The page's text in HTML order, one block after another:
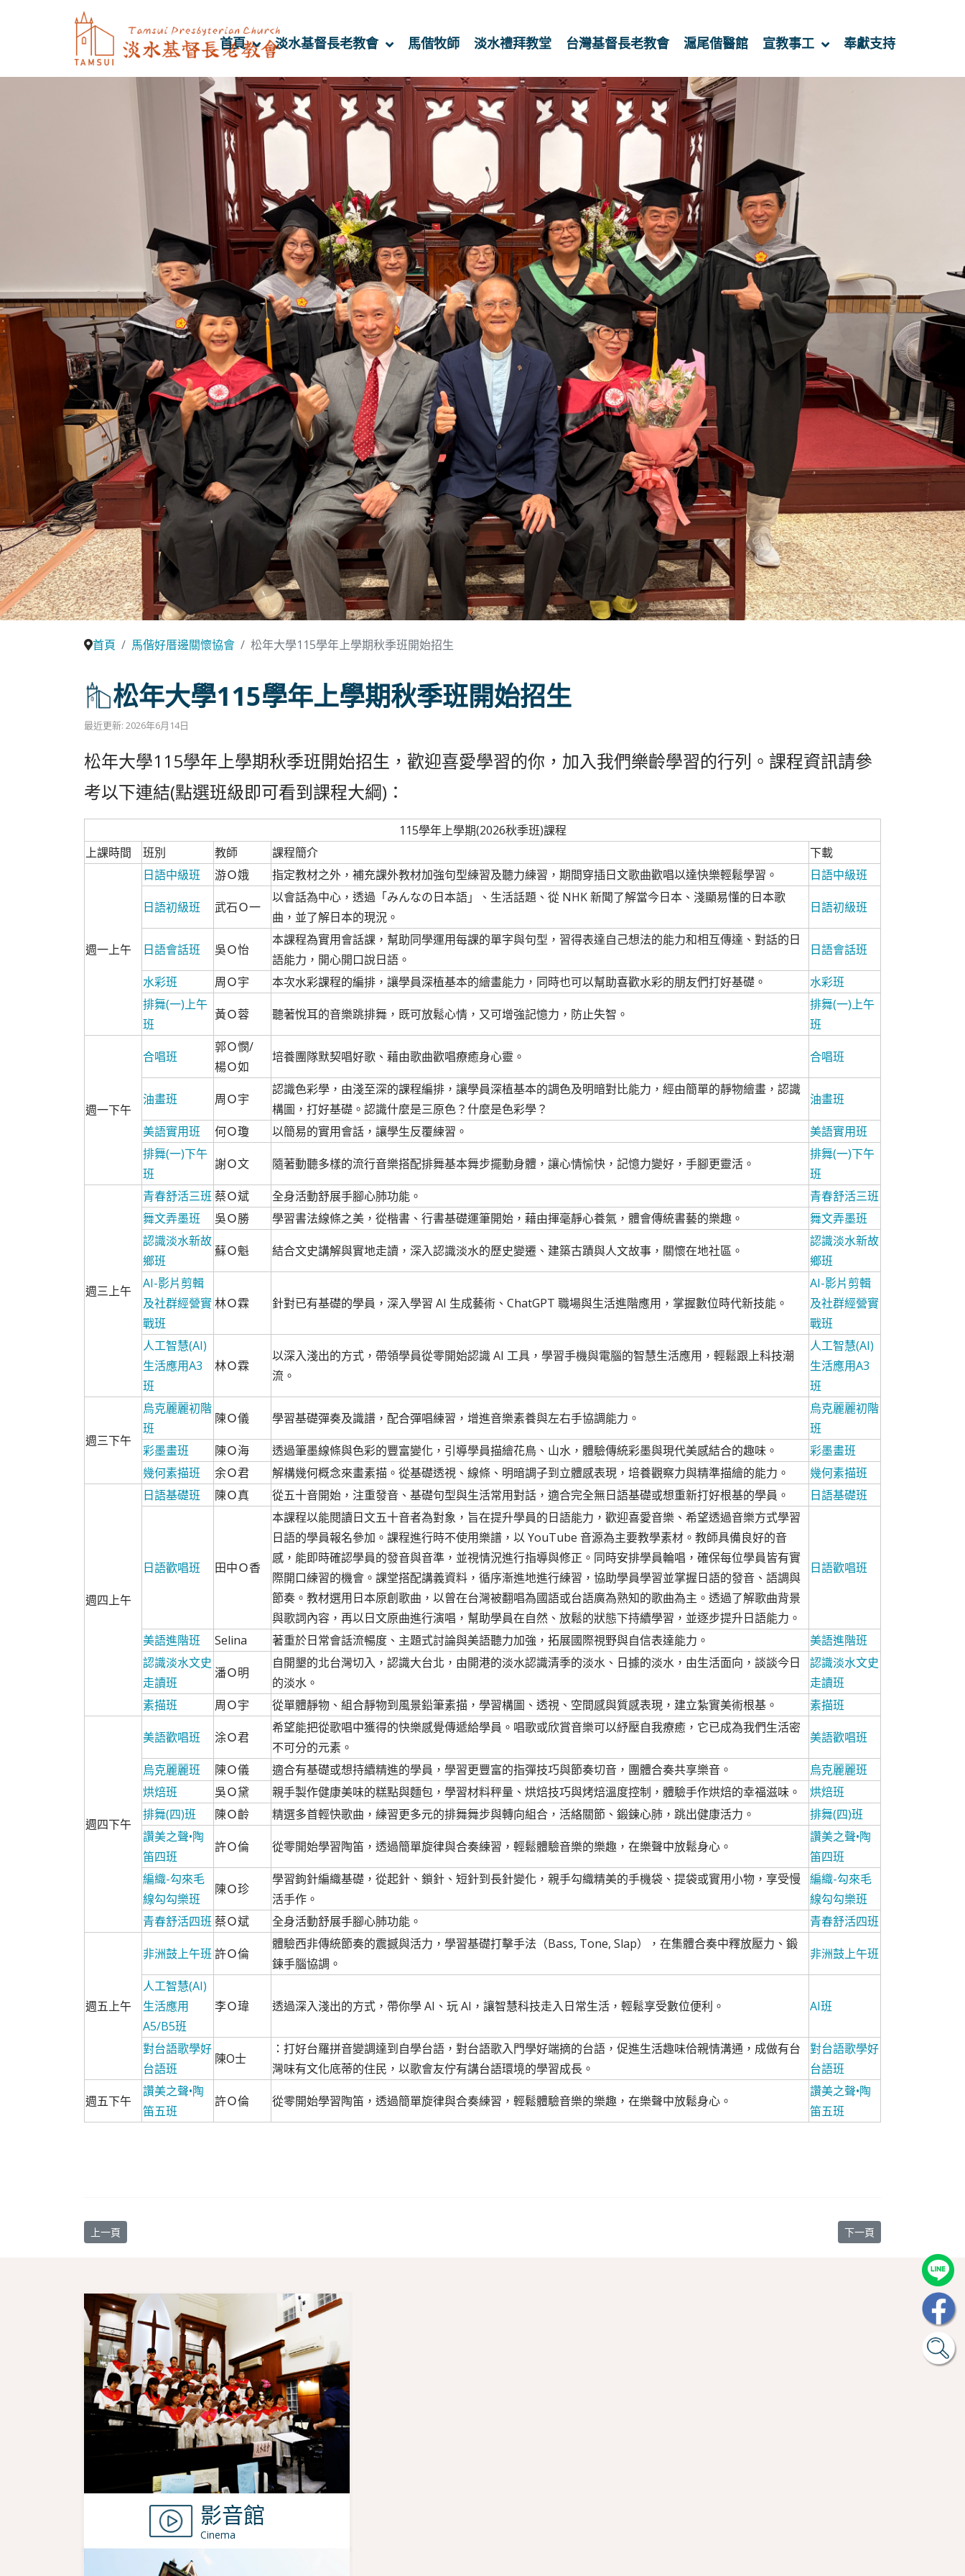
首頁 淡水基督長老教會 馬偕牧師 淡水禮拜教堂 台灣基督長老教會 滬尾偕醫館 宣教事工 奉獻支持
首頁 馬偕好厝邊關懷協會 松年大學115學年上學期秋季班開始招生
松年大學115學年上學期秋季班開始招生
最近更新: 2026年6月14日
松年大學115學年上學期秋季班開始招生，歡迎喜愛學習的你，加入我們樂齡學習的行列。課程資訊請參
考以下連結(點選班級即可看到課程大綱)：
115學年上學期(2026秋季班)課程
上課時間
班別 教師 課程簡介 下載
週一上午
日語中級班 游Ｏ娥 指定教材之外，補充課外教材加強句型練習及聽力練習，期間穿插日文歌曲歡唱以達快樂輕鬆學習。 日語中級班
日語初級班 武石Ｏ一
以會話為中心，透過「みんなの日本語」、生活話題、從 NHK 新聞了解當今日本、淺顯易懂的日本歌
曲，並了解日本的現況。
日語初級班
日語會話班 吳Ｏ怡
本課程為實用會話課，幫助同學運用每課的單字與句型，習得表達自己想法的能力和相互傳達、對話的日
語能力，開心開口說日語。
日語會話班
水彩班 周Ｏ宇 本次水彩課程的編排，讓學員深植基本的繪畫能力，同時也可以幫助喜歡水彩的朋友們打好基礎。
水彩班
排舞(一)上午
班
黃Ｏ蓉 聽著悅耳的音樂跳排舞，既可放鬆心情，又可增強記憶力，防止失智。
排舞(一)上午
班
週一下午
合唱班
郭Ｏ憫/
楊Ｏ如
培養團隊默契唱好歌、藉由歌曲歡唱療癒身心靈。 合唱班
油畫班 周Ｏ宇
認識色彩學，由淺至深的課程編排，讓學員深植基本的調色及明暗對比能力，經由簡單的靜物繪畫，認識
構圖，打好基礎。認識什麼是三原色？什麼是色彩學？
油畫班
美語實用班 何Ｏ瓊 以簡易的實用會話，讓學生反覆練習。
美語實用班
排舞(一)下午
班
謝Ｏ文 隨著動聽多樣的流行音樂搭配排舞基本舞步擺動身體，讓心情愉快，記憶力變好，手腳更靈活。
排舞(一)下午
班
週三上午
青春舒活三班 蔡Ｏ斌 全身活動舒展手腳心肺功能。
青春舒活三班
舞文弄墨班
吳Ｏ勝 學習書法線條之美，從楷書、行書基礎運筆開始，藉由揮毫靜心養氣，體會傳統書藝的樂趣。
舞文弄墨班
認識淡水新故
鄉班
蘇Ｏ魁 結合文史講解與實地走讀，深入認識淡水的歷史變遷、建築古蹟與人文故事，關懷在地社區。
認識淡水新故
鄉班
AI-影片剪輯
及社群經營實
戰班
林Ｏ霖 針對已有基礎的學員，深入學習 AI 生成藝術、ChatGPT 職場與生活進階應用，掌握數位時代新技能。
AI-影片剪輯
及社群經營實
戰班
人工智慧(AI)
生活應用A3
班
林Ｏ霖
以深入淺出的方式，帶領學員從零開始認識 AI 工具，學習手機與電腦的智慧生活應用，輕鬆跟上科技潮
流。
人工智慧(AI)
生活應用A3
班
週三下午
烏克麗麗初階
班
陳Ｏ儀 學習基礎彈奏及識譜，配合彈唱練習，增進音樂素養與左右手協調能力。
烏克麗麗初階
班
彩墨畫班
陳Ｏ海 透過筆墨線條與色彩的豐富變化，引導學員描繪花鳥、山水，體驗傳統彩墨與現代美感結合的趣味。
彩墨畫班
幾何素描班
余Ｏ君 解構幾何概念來畫素描。從基礎透視、線條、明暗調子到立體感表現，培養觀察力與精準描繪的能力。 幾何素描班
週四上午
日語基礎班 陳Ｏ真 從五十音開始，注重發音、基礎句型與生活常用對話，適合完全無日語基礎或想重新打好根基的學員。 日語基礎班
日語歡唱班 田中Ｏ香
本課程以能閱讀日文五十音者為對象，旨在提升學員的日語能力，歡迎喜愛音樂、希望透過音樂方式學習
日語的學員報名參加。課程進行時不使用樂譜，以 YouTube 音源為主要教學素材。教師具備良好的音
感，能即時確認學員的發音與音準，並視情況進行指導與修正。同時安排學員輪唱，確保每位學員皆有實
際開口練習的機會。課堂搭配講義資料，循序漸進地進行練習，協助學員學習並掌握日語的發音、語調與
節奏。教材選用日本原創歌曲，以曾在台灣被翻唱為國語或台語廣為熟知的歌曲為主。透過了解歌曲背景
與歌詞內容，再以日文原曲進行演唱，幫助學員在自然、放鬆的狀態下持續學習，並逐步提升日語能力。
日語歡唱班
美語進階班 Selina 著重於日常會話流暢度、主題式討論與美語聽力加強，拓展國際視野與自信表達能力。
美語進階班
認識淡水文史
走讀班
潘Ｏ明
自開墾的北台灣切入，認識大台北，由開港的淡水認識清季的淡水、日據的淡水，由生活面向，談談今日
的淡水。
認識淡水文史
走讀班
素描班
周Ｏ宇 從單體靜物、組合靜物到風景鉛筆素描，學習構圖、透視、空間感與質感表現，建立紮實美術根基。 素描班
週四下午
美語歡唱班 涂Ｏ君
希望能把從歌唱中獲得的快樂感覺傳遞給學員。唱歌或欣賞音樂可以紓壓自我療癒，它已成為我們生活密
不可分的元素。
美語歡唱班
烏克麗麗班 陳Ｏ儀 適合有基礎或想持續精進的學員，學習更豐富的指彈技巧與節奏切音，團體合奏共享樂音。
烏克麗麗班
烘焙班
吳Ｏ黛 親手製作健康美味的糕點與麵包，學習材料秤量、烘焙技巧與烤焙溫度控制，體驗手作烘焙的幸福滋味。
烘焙班
排舞(四)班
陳Ｏ齡 精選多首輕快歌曲，練習更多元的排舞舞步與轉向組合，活絡關節、鍛鍊心肺，跳出健康活力。
排舞(四)班
讚美之聲•陶
笛四班
許Ｏ倫 從零開始學習陶笛，透過簡單旋律與合奏練習，輕鬆體驗音樂的樂趣，在樂聲中放鬆身心。
讚美之聲•陶
笛四班
編織-勾來毛
線勾勾樂班
陳Ｏ珍
學習鉤針編織基礎，從起針、鎖針、短針到長針變化，親手勾織精美的手機袋、提袋或實用小物，享受慢
活手作。
編織-勾來毛
線勾勾樂班
青春舒活四班 蔡Ｏ斌 全身活動舒展手腳心肺功能。 青春舒活四班
週五上午
非洲鼓上午班 許Ｏ倫
體驗西非傳統節奏的震撼與活力，學習基礎打擊手法（Bass, Tone, Slap），在集體合奏中釋放壓力、鍛
鍊手腦協調。
非洲鼓上午班
人工智慧(AI)
生活應用
A5/B5班
李Ｏ瑋 透過深入淺出的方式，帶你學 AI、玩 AI，讓智慧科技走入日常生活，輕鬆享受數位便利。 AI班
對台語歌學好
台語班
陳O士
：打好台羅拼音變調達到自學台語，對台語歌入門學好端摘的台語，促進生活趣味佮親情溝通，成做有台
灣味有文化底蒂的住民，以歌會友佇有講台語環境的學習成長。
對台語歌學好
台語班
週五下午
讚美之聲•陶
笛五班
許Ｏ倫 從零開始學習陶笛，透過簡單旋律與合奏練習，輕鬆體驗音樂的樂趣，在樂聲中放鬆身心。
讚美之聲•陶
笛五班
上一篇文章: 松年大學2026年暑期班開始招生
上一頁 下一篇文章: 松年大學暑期
下一頁
影音館
Cinema